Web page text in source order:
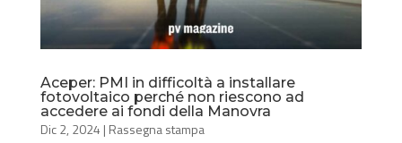
Aceper: PMI in difficoltà a installare
fotovoltaico perché non riescono ad
accedere ai fondi della Manovra
Dic 2, 2024 | Rassegna stampa